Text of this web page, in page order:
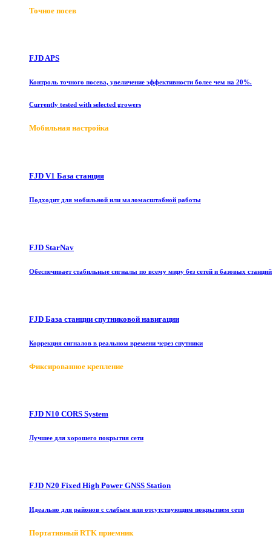
Точное посев
FJD APS
Контроль точного посева, увеличение эффективности более чем на 20%.
Currently tested with selected growers
Мобильная настройка
FJD V1 База станция
Подходит для мобильной или маломасштабной работы
FJD StarNav
Обеспечивает стабильные сигналы по всему миру без сетей и базовых станций
FJD База станции спутниковой навигации
Коррекция сигналов в реальном времени через спутники
Фиксированное крепление
FJD N10 CORS System
Лучшее для хорошего покрытия сети
FJD N20 Fixed High Power GNSS Station
Идеально для районов с слабым или отсутствующим покрытием сети
Портативный RTK приемник